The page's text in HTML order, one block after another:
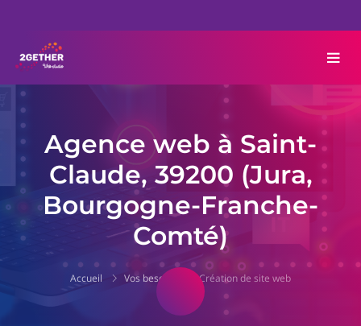
Agence web à Saint-
Claude, 39200 (Jura,
Bourgogne-Franche-
Comté)
Accueil Vos besoins Création de site web